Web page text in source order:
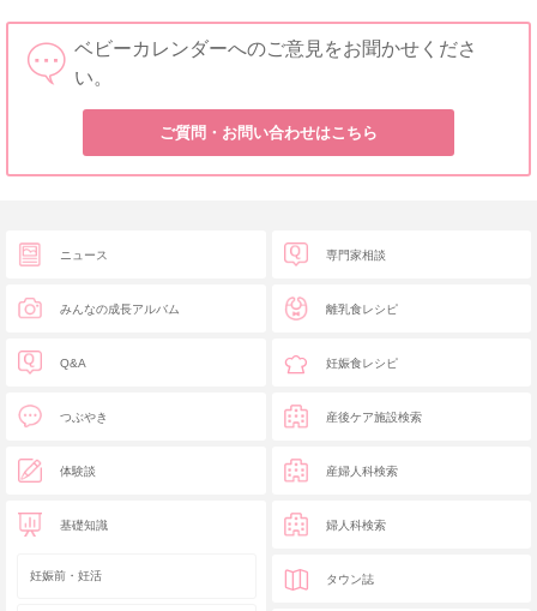
ベビーカレンダーへのご意見をお聞かせくださ
い。
ご質問・お問い合わせはこちら
ニュース
みんなの成長アルバム
Q&A
つぶやき
体験談
基礎知識
妊娠前・妊活
専門家相談
離乳食レシピ
妊娠食レシピ
産後ケア施設検索
産婦人科検索
婦人科検索
タウン誌